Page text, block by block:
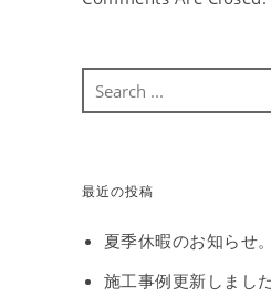
最近の投稿
夏季休暇のお知らせ。
施工事例更新しました